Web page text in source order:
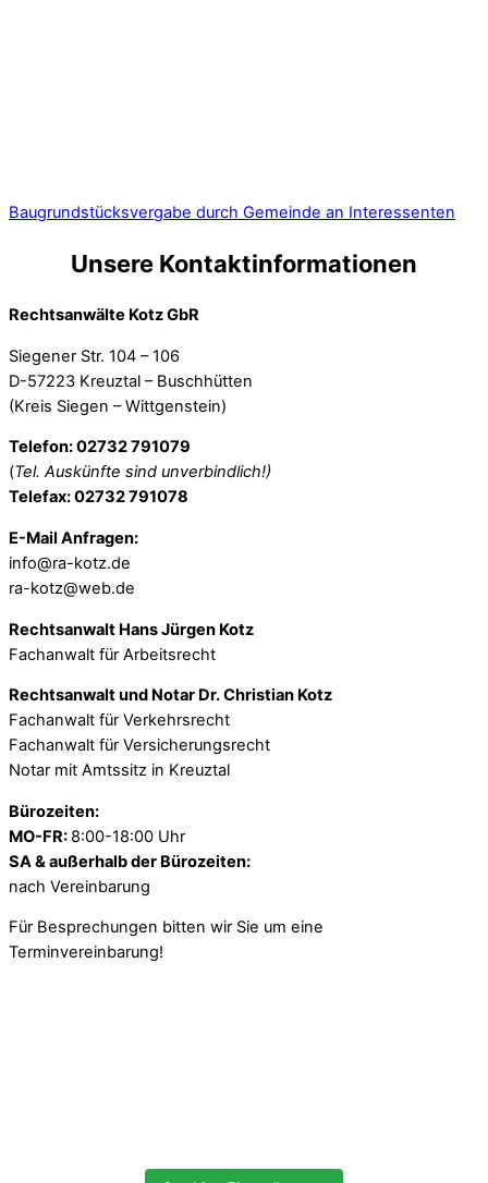
Baugrundstücksvergabe durch Gemeinde an Interessenten
Unsere Kontaktinformationen
Rechtsanwälte Kotz GbR
Siegener Str. 104 – 106
D-57223 Kreuztal – Buschhütten
(Kreis Siegen – Wittgenstein)
Telefon: 02732 791079
(Tel. Auskünfte sind unverbindlich!)
Telefax: 02732 791078
E-Mail Anfragen:
info@ra-kotz.de
ra-kotz@web.de
Rechtsanwalt Hans Jürgen Kotz
Fachanwalt für Arbeitsrecht
Rechtsanwalt und Notar Dr. Christian Kotz
Fachanwalt für Verkehrsrecht
Fachanwalt für Versicherungsrecht
Notar mit Amtssitz in Kreuztal
Bürozeiten:
MO-FR: 8:00-18:00 Uhr
SA & außerhalb der Bürozeiten:
nach Vereinbarung
Für Besprechungen bitten wir Sie um eine
Terminvereinbarung!